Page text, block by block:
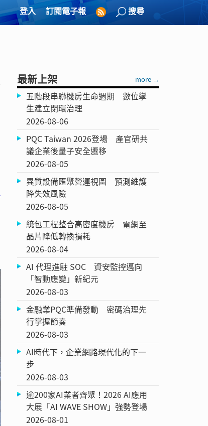
登入 訂閱電子報 搜尋
最新上架 more →
五階段串聯機房生命週期 數位孿
生建立閉環治理
2026-08-06
PQC Taiwan 2026登場 產官研共
議企業後量子安全遷移
2026-08-05
異質設備匯聚營運視圖 預測維護
降失效風險
2026-08-05
統包工程整合高密度機房 電網至
晶片降低轉換損耗
2026-08-04
AI 代理進駐 SOC 資安監控邁向
「智動應變」新紀元
2026-08-03
金融業PQC準備發動 密碼治理先
行掌握節奏
2026-08-03
AI時代下，企業網路現代化的下一
步
2026-08-03
逾200家AI業者齊聚！2026 AI應用
大展「AI WAVE SHOW」強勢登場
2026-08-01